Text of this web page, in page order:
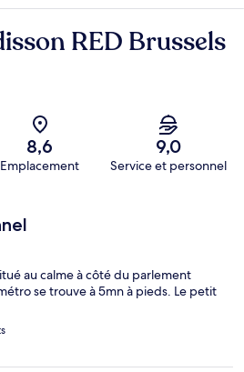
RED Brussels
8,6
Emplacement
9,0
Service et personnel
au calme à côté du parlement
se trouve à 5mn à pieds. Le petit